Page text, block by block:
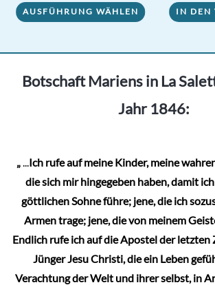
AUSFÜHRUNG WÄHLEN
weist
Die
der
Produktseite
gewählt
werden
IN DEN
Botschaft Mariens in La
Jahr 1846:
„...Ich rufe auf meine Kinder, meine
die sich mir hingegeben haben, damit
göttlichen Sohne führe; jene, die ich
Armen trage; jene, die von meinem
Endlich rufe ich auf die Apostel der letzten
Jünger Jesu Christi, die ein Leben
Verachtung der Welt und ihrer selbst, in